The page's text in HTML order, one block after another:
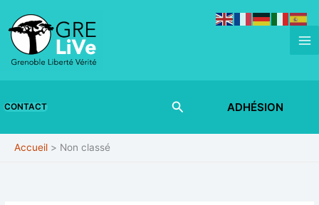
contenu
CONTACT RechercherADHÉSION
Accueil Non classé